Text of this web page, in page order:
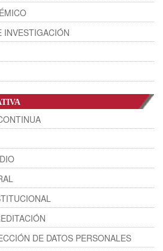
INVESTIGACIÓN
DE DATOS PERSONALES